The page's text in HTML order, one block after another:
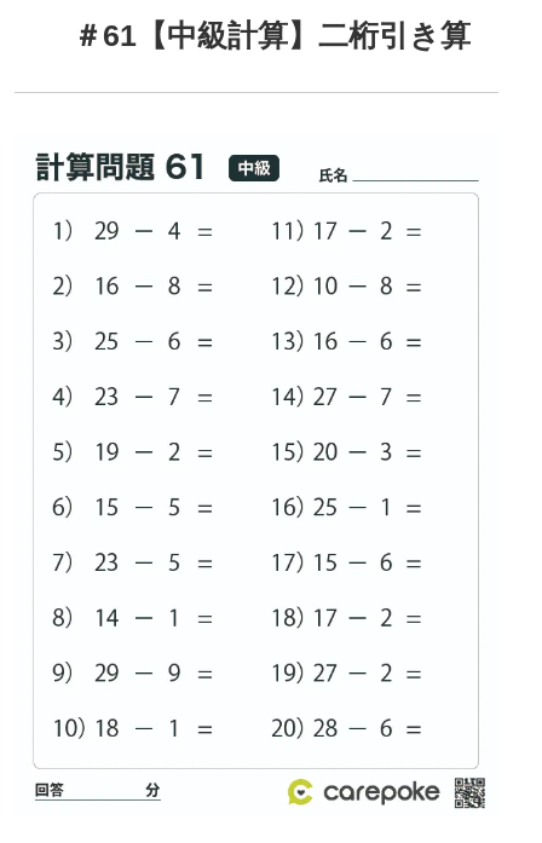
介護 お金のこと 病院・施設 介護保険制度
リハビリ・介護
予防
病気・感染症
はじめての介護
脳トレ -頭の体操-
キャンペーン一覧
天気予報
運営会社
＃61【中級計算】二桁引き算